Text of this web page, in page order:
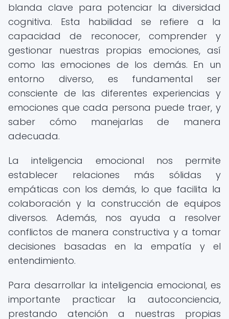
blanda clave para potenciar la diversidad
cognitiva. Esta habilidad se refiere a la
capacidad de reconocer, comprender y
gestionar nuestras propias emociones, así
como las emociones de los demás. En un
entorno diverso, es fundamental ser
consciente de las diferentes experiencias y
emociones que cada persona puede traer, y
saber cómo manejarlas de manera
adecuada.
La inteligencia emocional nos permite
establecer relaciones más sólidas y
empáticas con los demás, lo que facilita la
colaboración y la construcción de equipos
diversos. Además, nos ayuda a resolver
conflictos de manera constructiva y a tomar
decisiones basadas en la empatía y el
entendimiento.
Para desarrollar la inteligencia emocional, es
importante practicar la autoconciencia,
prestando atención a nuestras propias